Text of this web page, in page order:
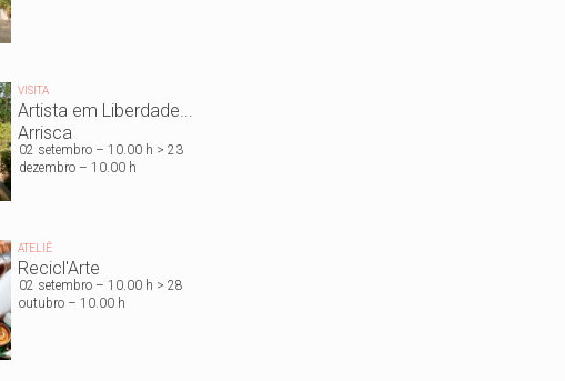
VISITA
Artista em Liberdade...
Arrisca
02 setembro – 10.00 h > 23
dezembro – 10.00 h
ATELIÊ
Recicl'Arte
02 setembro – 10.00 h > 28
outubro – 10.00 h